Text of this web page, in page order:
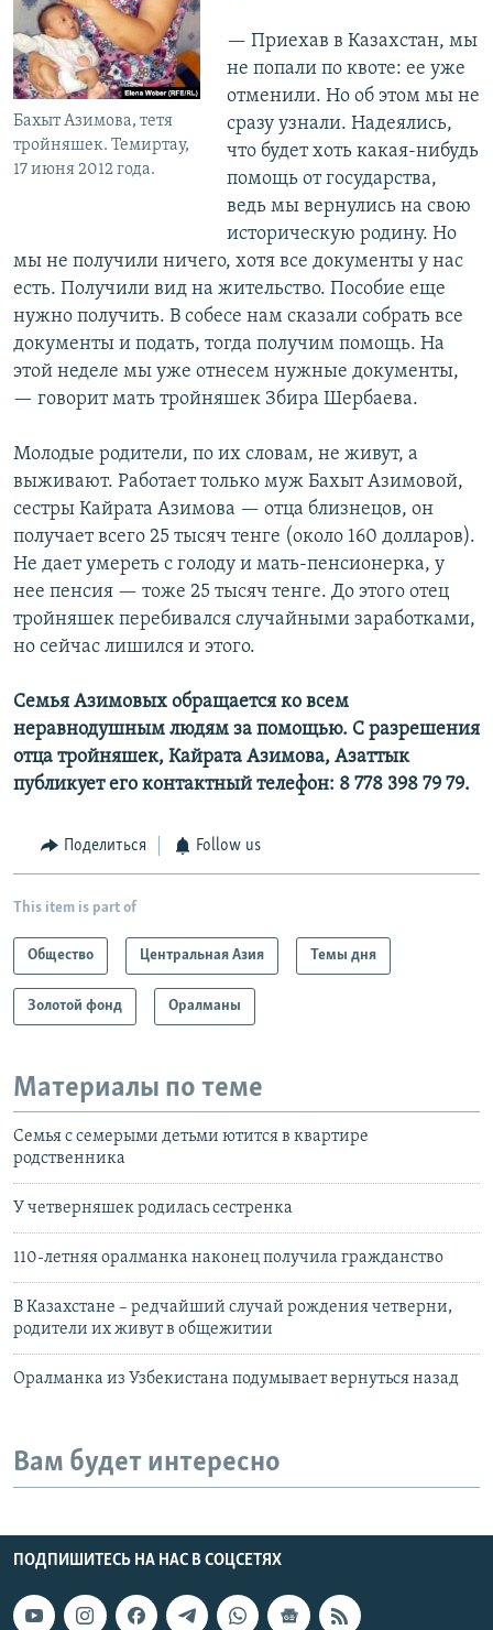
Бахыт Азимова, тетя
тройняшек. Темиртау,
17 июня 2012 года.
— Приехав в Казахстан, мы
не попали по квоте: ее уже
отменили. Но об этом мы не
сразу узнали. Надеялись,
что будет хоть какая-нибудь
помощь от государства,
ведь мы вернулись на свою
историческую родину. Но
мы не получили ничего, хотя все документы у нас
есть. Получили вид на жительство. Пособие еще
нужно получить. В собесе нам сказали собрать все
документы и подать, тогда получим помощь. На
этой неделе мы уже отнесем нужные документы,
— говорит мать тройняшек Збира Шербаева.
Молодые родители, по их словам, не живут, а
выживают. Работает только муж Бахыт Азимовой,
сестры Кайрата Азимова — отца близнецов, он
получает всего 25 тысяч тенге (около 160 долларов).
Не дает умереть с голоду и мать-пенсионерка, у
нее пенсия — тоже 25 тысяч тенге. До этого отец
тройняшек перебивался случайными заработками,
но сейчас лишился и этого.
Семья Азимовых обращается ко всем
неравнодушным людям за помощью. С разрешения
отца тройняшек, Кайрата Азимова, Азаттык
публикует его контактный телефон: 8 778 398 79 79.
Поделиться Follow us
This item is part of
Общество Центральная Азия Темы дня
Золотой фонд Оралманы
Материалы по теме
Семья с семерыми детьми ютится в квартире
родственника
У четверняшек родилась сестренка
110-летняя оралманка наконец получила гражданство
В Казахстане – редчайший случай рождения четверни,
родители их живут в общежитии
Оралманка из Узбекистана подумывает вернуться назад
Вам будет интересно
ПОДПИШИТЕСЬ НА НАС В СОЦСЕТЯХ